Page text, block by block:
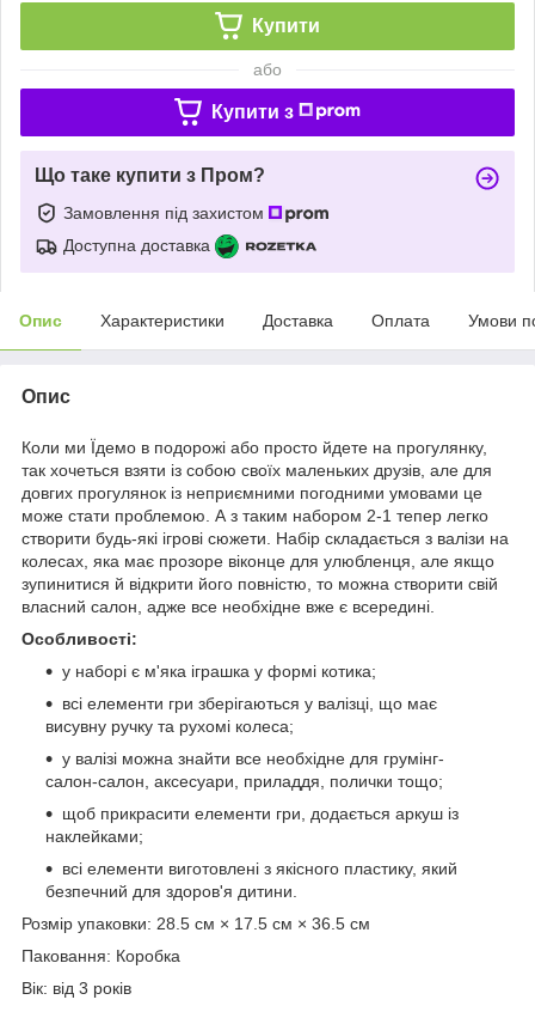
Купити
або
Купити з
Що таке купити з Пром?
Замовлення під захистом
Доступна доставка
Опис Характеристики Доставка Оплата Умови
Опис
Коли ми Їдемо в подорожі або просто йдете на прогулянку,
так хочеться взяти із собою своїх маленьких друзів, але для
довгих прогулянок із неприємними погодними умовами це
може стати проблемою. А з таким набором 2-1 тепер легко
створити будь-які ігрові сюжети. Набір складається з валізи на
колесах, яка має прозоре віконце для улюбленця, але якщо
зупинитися й відкрити його повністю, то можна створити свій
власний салон, адже все необхідне вже є всередині.
Особливості:
у наборі є м'яка іграшка у формі котика;
всі елементи гри зберігаються у валізці, що має
висувну ручку та рухомі колеса;
у валізі можна знайти все необхідне для грумінг-
салон-салон, аксесуари, приладдя, полички тощо;
щоб прикрасити елементи гри, додається аркуш із
наклейками;
всі елементи виготовлені з якісного пластику, який
безпечний для здоров'я дитини.
Розмір упаковки: 28.5 см × 17.5 см × 36.5 см
Паковання: Коробка
Вік: від 3 років